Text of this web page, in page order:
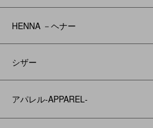
HENNA －ヘナー
シザー
アパレル‐APPAREL‐